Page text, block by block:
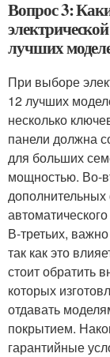
Вопрос 3:
лучших
При выборе
12 лучших
несколько
панели должна
для больших
мощностью. Во-
дополнительных
В-третьих,
так как это
стоит обратить
которых
отдавать
покрытием.
гарантийные